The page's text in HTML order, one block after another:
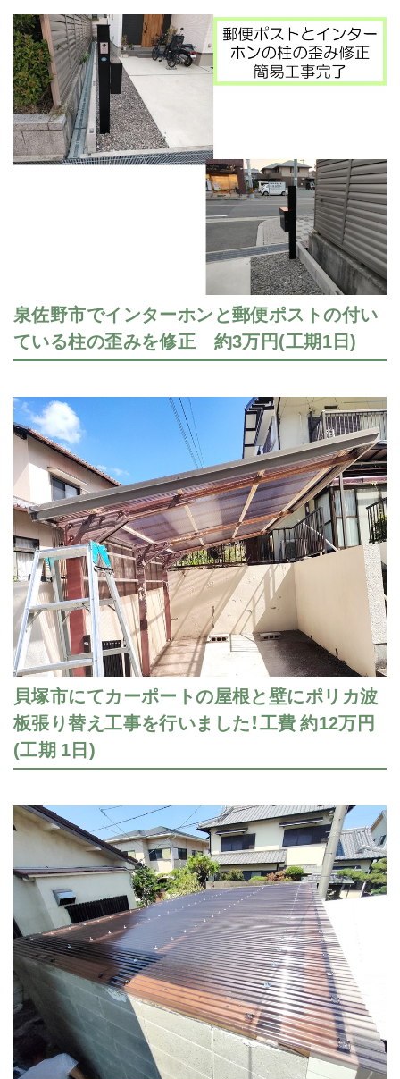
泉佐野市でインターホンと郵便ポストの付い
ている柱の歪みを修正 約3万円(工期1日)
貝塚市にてカーポートの屋根と壁にポリカ波
板張り替え工事を行いました！工費 約12万円
(工期 1日)